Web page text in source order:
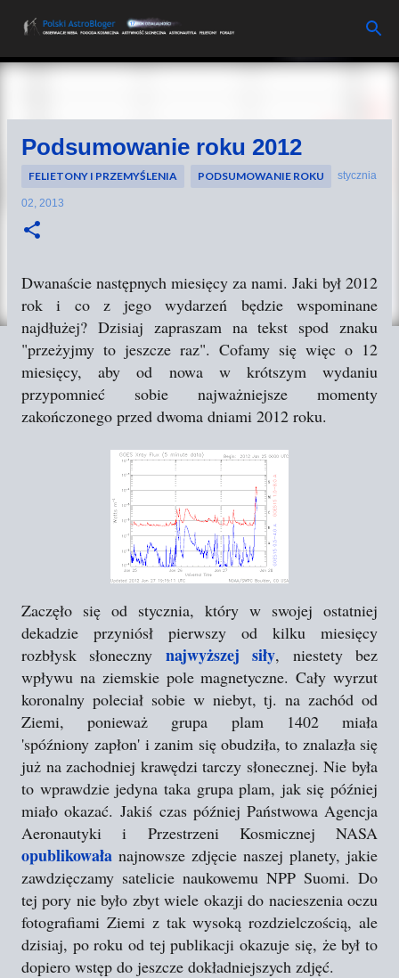
Przejdź do głównej zawartości
Podsumowanie roku 2012
FELIETONY I PRZEMYŚLENIA PODSUMOWANIE ROKU stycznia
02, 2013
Dwanaście następnych miesięcy za nami. Jaki był 2012
rok i co z jego wydarzeń będzie wspominane
najdłużej? Dzisiaj zapraszam na tekst spod znaku
"przeżyjmy to jeszcze raz". Cofamy się więc o 12
miesięcy, aby od nowa w krótszym wydaniu
przypomnieć sobie najważniejsze momenty
zakończonego przed dwoma dniami 2012 roku.
Zaczęło się od stycznia, który w swojej ostatniej
dekadzie przyniósł pierwszy od kilku miesięcy
rozbłysk słoneczny najwyższej siły, niestety bez
wpływu na ziemskie pole magnetyczne. Cały wyrzut
koronalny poleciał sobie w niebyt, tj. na zachód od
Ziemi, ponieważ grupa plam 1402 miała
'spóźniony zapłon' i zanim się obudziła, to znalazła się
już na zachodniej krawędzi tarczy słonecznej. Nie była
to wprawdzie jedyna taka grupa plam, jak się później
miało okazać. Jakiś czas później Państwowa Agencja
Aeronautyki i Przestrzeni Kosmicznej NASA
opublikowała najnowsze zdjęcie naszej planety, jakie
zawdzięczamy satelicie naukowemu NPP Suomi. Do
tej pory nie było zbyt wiele okazji do nacieszenia oczu
fotografiami Ziemi z tak wysoką rozdzielczością, ale
dzisiaj, po roku od tej publikacji okazuje się, że był to
dopiero wstęp do jeszcze dokładniejszych zdjęć.